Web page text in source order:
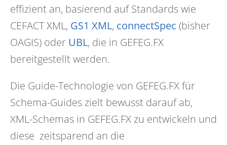
effizient an, basierend auf Standards wie
CEFACT XML, GS1 XML, connectSpec (bisher
OAGIS) oder UBL, die in GEFEG.FX
bereitgestellt werden.
Die Guide-Technologie von GEFEG.FX für
Schema-Guides zielt bewusst darauf ab,
XML-Schemas in GEFEG.FX zu entwickeln und
diese zeitsparend an die